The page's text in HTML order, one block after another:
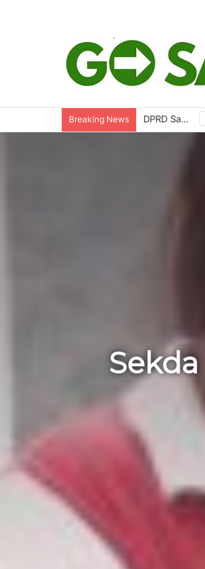
Breaking News Perkuat Tata Kelola Organisasi dan Taat Hukum, KONI Kaltim Minta Pendampingan Kejati